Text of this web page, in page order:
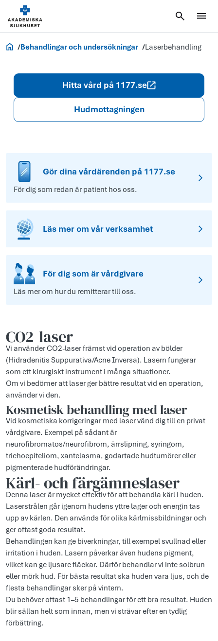
Akademiska.se
Behandlingar och undersökningar Laserbehandling
Hitta vård på 1177.se
Hudmottagningen
Gör dina vårdärenden på 1177.se
För dig som redan är patient hos oss.
Läs mer om vår verksamhet
För dig som är vårdgivare
Läs mer om hur du remitterar till oss.
CO2-laser
Vi använder CO2-laser främst vid operation av bölder
(Hidradenitis Suppurativa/Acne Inversa). Lasern fungerar
som ett kirurgiskt instrument i många situationer.
Om vi bedömer att laser ger bättre resultat vid en operation,
använder vi den.
Kosmetisk behandling med laser
Vid kosmetiska korrigeringar med laser vänd dig till en privat
vårdgivare. Exempel på sådant är
neurofibromatos/neurofibrom, ärrslipning, syringom,
trichoepiteliom, xantelasma, godartade hudtumörer eller
pigmenterade hudförändringar.
Kärl- och färgämneslaser
Denna laser är mycket effektiv för att behandla kärl i huden.
Laserstrålen går igenom hudens yttre lager och energin tas
upp av kärlen. Den används för olika kärlmissbildningar och
ger oftast goda resultat.
Behandlingen kan ge biverkningar, till exempel svullnad eller
irritation i huden. Lasern påverkar även hudens pigment,
vilket kan ge ljusare fläckar. Därför behandlar vi inte solbrun
eller mörk hud. För bästa resultat ska huden vara ljus, och de
flesta behandlingar sker på vintern.
Du behöver oftast 1–5 behandlingar för ett bra resultat. Huden
blir sällan helt som innan, men vi strävar efter en tydlig
förbättring.